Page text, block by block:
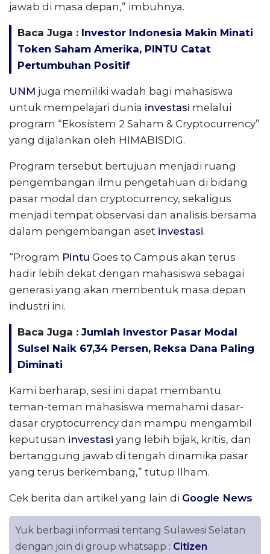
jawab di masa depan,” imbuhnya.
Baca Juga : Investor Indonesia Makin Minati
Token Saham Amerika, PINTU Catat
Pertumbuhan Positif
UNM juga memiliki wadah bagi mahasiswa
untuk mempelajari dunia investasi melalui
program “Ekosistem 2 Saham & Cryptocurrency”
yang dijalankan oleh HIMABISDIG.
Program tersebut bertujuan menjadi ruang
pengembangan ilmu pengetahuan di bidang
pasar modal dan cryptocurrency, sekaligus
menjadi tempat observasi dan analisis bersama
dalam pengembangan aset investasi.
“Program Pintu Goes to Campus akan terus
hadir lebih dekat dengan mahasiswa sebagai
generasi yang akan membentuk masa depan
industri ini.
Baca Juga : Jumlah Investor Pasar Modal
Sulsel Naik 67,34 Persen, Reksa Dana Paling
Diminati
Kami berharap, sesi ini dapat membantu
teman-teman mahasiswa memahami dasar-
dasar cryptocurrency dan mampu mengambil
keputusan investasi yang lebih bijak, kritis, dan
bertanggung jawab di tengah dinamika pasar
yang terus berkembang,” tutup Ilham.
Cek berita dan artikel yang lain di Google News
Yuk berbagi informasi tentang Sulawesi Selatan
dengan join di group whatsapp : Citizen